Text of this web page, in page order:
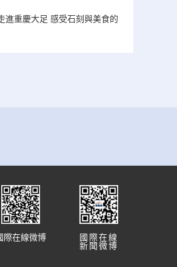
進重慶大足 感受石刻與美食的
國際在線
新聞微博
際在線微博